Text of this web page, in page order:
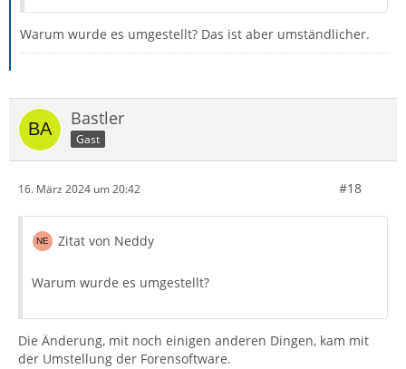
Warum wurde es umgestellt? Das ist aber umständlicher.
Bastler
Gast
16. März 2024 um 20:42 #18
Zitat von Neddy
Warum wurde es umgestellt?
Die Änderung, mit noch einigen anderen Dingen, kam mit
der Umstellung der Forensoftware.